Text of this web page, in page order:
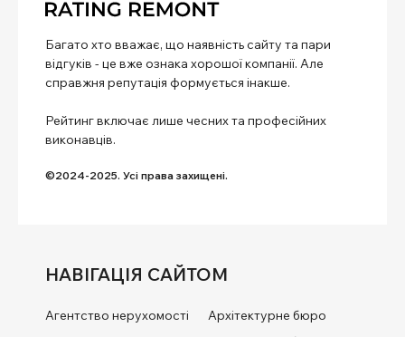
Багато хто вважає, що наявність сайту та пари
відгуків - це вже ознака хорошої компанії. Але
справжня репутація формується інакше.
Рейтинг включає лише чесних та професійних
виконавців.
©2024-2025. Усі права захищені.
НАВІГАЦІЯ САЙТОМ
Агентство нерухомості
Архітектурне бюро